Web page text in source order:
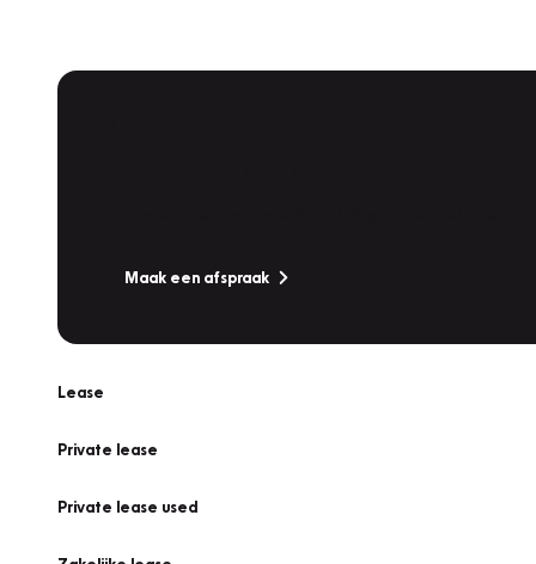
Maak een afspraak
Lease
Private lease
Private lease used